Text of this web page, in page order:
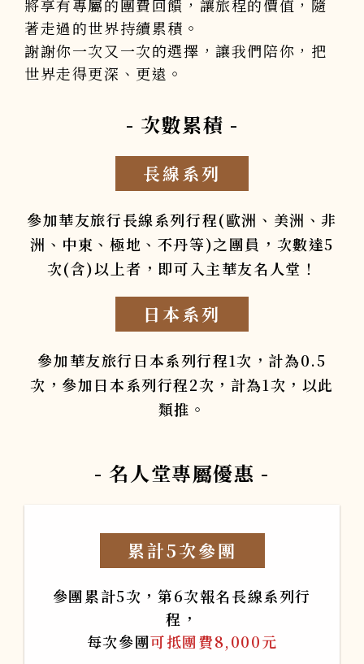
將享有專屬的團費回饋，讓旅程的價值，隨
著走過的世界持續累積。
謝謝你一次又一次的選擇，讓我們陪你，把
世界走得更深、更遠。
- 次數累積 -
長線系列
參加華友旅行長線系列行程(歐洲、美洲、非
洲、中東、極地、不丹等)之團員，次數達5
次(含)以上者，即可入主華友名人堂！
日本系列
參加華友旅行日本系列行程1次，計為0.5
次，參加日本系列行程2次，計為1次，以此
類推。
- 名人堂專屬優惠 -
累計5次參團
參團累計5次，第6次報名長線系列行
程，
每次參團可抵團費8,000元